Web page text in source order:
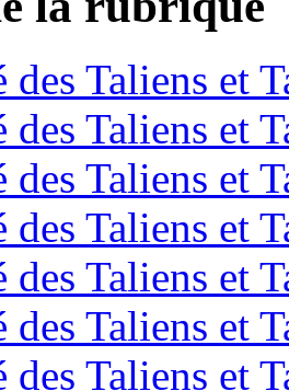
Taliens et
Taliens et
Taliens et
Taliens et
Taliens et
Taliens et
Taliens et